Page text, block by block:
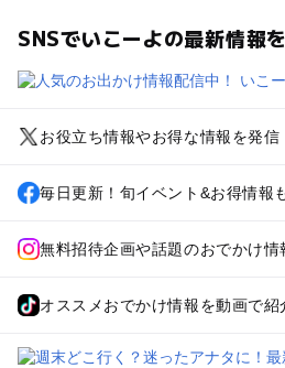
SNSでいこーよの最新情報
お役立ち情報やお得な情報を発信
毎日更新！旬イベント&お得情報
無料招待企画や話題のおでかけ情
オススメおでかけ情報を動画で紹